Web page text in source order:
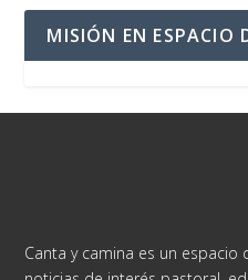
MISIÓN EN ESPACIO
Canta y camina es un espacio